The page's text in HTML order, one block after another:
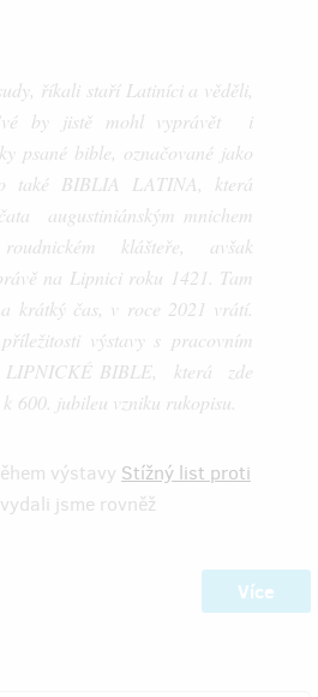
říkali staří Latiníci a věděli,
by jistě mohl vyprávět i
psané bible, označované jako
také BIBLIA LATINA, která
augustiniánským mnichem
klášteře, avšak
na Lipnici roku 1421. Tam
krátký čas, v roce 2021 vrátí.
výstavy s pracovním
LIPNICKÉ BIBLE, která zde
600. jubileu vzniku rukopisu.
výstavy Stížný list proti
jsme rovněž
Více